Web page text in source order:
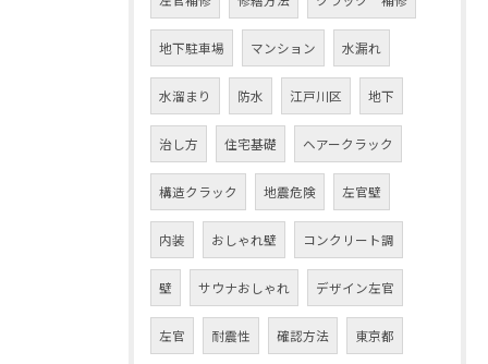
地下駐車場 マンション 水漏れ
水溜まり 防水 江戸川区 地下
治し方 住宅基礎 ヘアークラック
構造クラック 地震危険 左官壁
内装 おしゃれ壁 コンクリート調
壁 サウナおしゃれ デザイン左官
左官 耐震性 確認方法 東京都